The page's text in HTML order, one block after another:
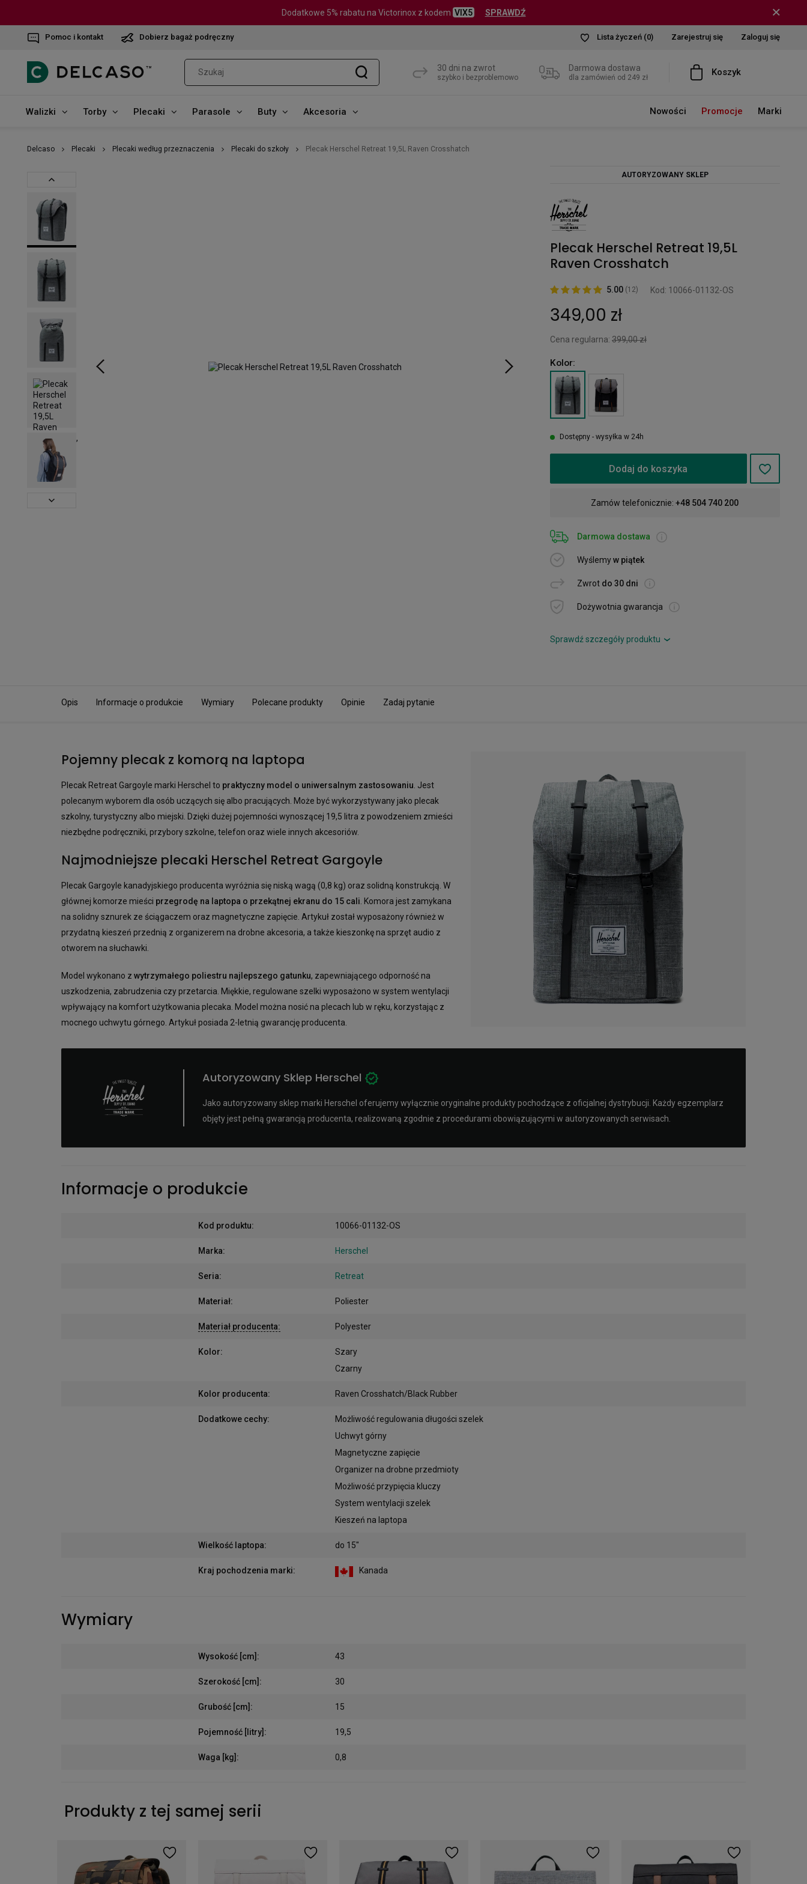
Dodatkowe 5% rabatu na Victorinox z kodem VIX5 SPRAWDŹ
Pomoc i kontakt Dobierz bagaż podręczny Lista życzeń (0) Zarejestruj się Zaloguj się
30 dni na zwrot
szybko i bezproblemowo
Darmowa dostawa
dla zamówień od 249 zł Koszyk
Walizki Torby Plecaki Parasole Buty Akcesoria Nowości Promocje Marki
Delcaso Plecaki Plecaki według przeznaczenia Plecaki do szkoły Plecak Herschel Retreat 19,5L Raven Crosshatch
AUTORYZOWANY SKLEP
Plecak Herschel Retreat 19,5L
Raven Crosshatch
5.00 (12) Kod: 10066-01132-OS
349,00 zł
Cena regularna: 399,00 zł
Kolor:
Dostępny - wysyłka w 24h
Dodaj do koszyka
Zamów telefonicznie:+48 504 740 200
Darmowa dostawa
Wyślemyw piątek
Zwrot do 30 dni
Dożywotnia gwarancja
Sprawdź szczegóły produktu ›
Opis Informacje o produkcie Wymiary Polecane produkty Opinie Zadaj pytanie
Pojemny plecak z komorą na laptopa
Plecak Retreat Gargoyle marki Herschel to praktyczny model o uniwersalnym zastosowaniu. Jest
polecanym wyborem dla osób uczących się albo pracujących. Może być wykorzystywany jako plecak
szkolny, turystyczny albo miejski. Dzięki dużej pojemności wynoszącej 19,5 litra z powodzeniem zmieści
niezbędne podręczniki, przybory szkolne, telefon oraz wiele innych akcesoriów.
Najmodniejsze plecaki Herschel Retreat Gargoyle
Plecak Gargoyle kanadyjskiego producenta wyróżnia się niską wagą (0,8 kg) oraz solidną konstrukcją. W
głównej komorze mieści przegrodę na laptopa o przekątnej ekranu do 15 cali. Komora jest zamykana
na solidny sznurek ze ściągaczem oraz magnetyczne zapięcie. Artykuł został wyposażony również w
przydatną kieszeń przednią z organizerem na drobne akcesoria, a także kieszonkę na sprzęt audio z
otworem na słuchawki.
Model wykonano z wytrzymałego poliestru najlepszego gatunku, zapewniającego odporność na
uszkodzenia, zabrudzenia czy przetarcia. Miękkie, regulowane szelki wyposażono w system wentylacji
wpływający na komfort użytkowania plecaka. Model można nosić na plecach lub w ręku, korzystając z
mocnego uchwytu górnego. Artykuł posiada 2-letnią gwarancję producenta.
Autoryzowany Sklep Herschel
Jako autoryzowany sklep marki Herschel oferujemy wyłącznie oryginalne produkty pochodzące z oficjalnej dystrybucji. Każdy egzemplarz
objęty jest pełną gwarancją producenta, realizowaną zgodnie z procedurami obowiązującymi w autoryzowanych serwisach.
Informacje o produkcie
Kod produktu: 10066-01132-OS
Marka: Herschel
Seria: Retreat
Materiał: Poliester
Materiał producenta: Polyester
Kolor:
Szary
Czarny
Kolor producenta: Raven Crosshatch/Black Rubber
Dodatkowe cechy:
Możliwość regulowania długości szelek
Uchwyt górny
Magnetyczne zapięcie
Organizer na drobne przedmioty
Możliwość przypięcia kluczy
System wentylacji szelek
Kieszeń na laptopa
Wielkość laptopa: do 15"
Kraj pochodzenia marki: Kanada
Wymiary
Wysokość [cm] : 43
Szerokość [cm] : 30
Grubość [cm] : 15
Pojemność [litry] : 19,5
Waga [kg] : 0,8
Produkty z tej samej serii